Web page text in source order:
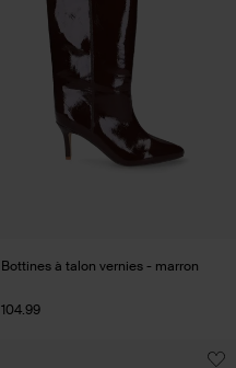
Bottines à talon vernies - marron
104.99